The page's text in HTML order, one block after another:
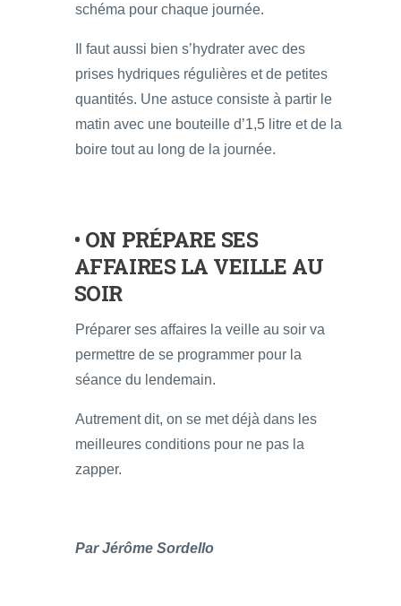
schéma pour chaque journée.
Il faut aussi bien s’hydrater avec des
prises hydriques régulières et de petites
quantités. Une astuce consiste à partir le
matin avec une bouteille d’1,5 litre et de la
boire tout au long de la journée.
• ON PRÉPARE SES
AFFAIRES LA VEILLE AU
SOIR
Préparer ses affaires la veille au soir va
permettre de se programmer pour la
séance du lendemain.
Autrement dit, on se met déjà dans les
meilleures conditions pour ne pas la
zapper.
Par Jérôme Sordello